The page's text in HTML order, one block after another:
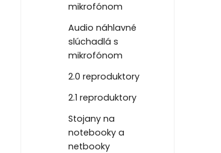
mikrofónom
Audio náhlavné
slúchadlá s
mikrofónom
2.0 reproduktory
2.1 reproduktory
Stojany na
notebooky a
netbooky